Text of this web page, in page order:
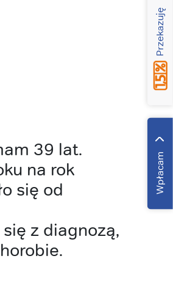
Wpłacam
Przekazuję
39 lat.
na rok
się od
z diagnozą,